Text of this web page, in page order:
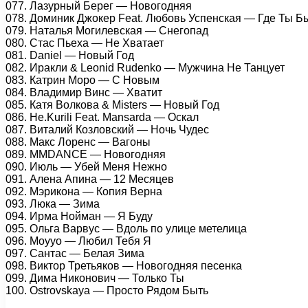
077. Лазурный Берег — Новогодняя
078. Доминик Джокер Feat. Любовь Успенская — Где Ты
079. Наталья Могилевская — Снегопад
080. Стас Пьеха — Не Хватает
081. Daniel — Новый Год
082. Иракли & Leonid Rudenko — Мужчина Не Танцует
083. Катрин Моро — С Новым
084. Владимир Винс — Хватит
085. Катя Волкова & Misters — Новый Год
086. Не.Kurili Feat. Mansarda — Оскал
087. Виталий Козловский — Ночь Чудес
088. Макс Лоренс — Вагоны
089. MMDANCE — Новогодняя
090. Июль — Убей Меня Нежно
091. Алена Апина — 12 Месяцев
092. Мэрикона — Копия Верна
093. Люка — Зима
094. Ирма Нойман — Я Буду
095. Ольга Варвус — Вдоль по улице метелица
096. Moyyo — Любил Тебя Я
097. Сантас — Белая Зима
098. Виктор Третьяков — Новогодняя песенка
099. Дима Никонович — Только Ты
100. Ostrovskaya — Просто Рядом Быть